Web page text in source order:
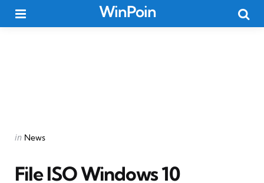
WinPoin
Categories
Posted
in News
File ISO Windows 10